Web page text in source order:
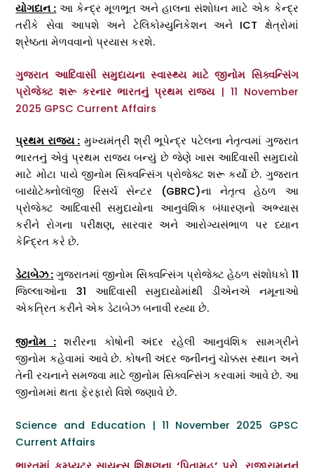
યોગદાન : આ કેન્દ્ર મૂળભૂત અને હાલના સંશોધન માટે એક કેન્દ્ર
તરીકે સેવા આપશે અને ટેલિકોમ્યુનિકેશન અને ICT ક્ષેત્રોમાં
શ્રેષ્ઠતા મેળવવાનો પ્રયાસ કરશે.
ગુજરાત આદિવાસી સમુદાયના સ્વાસ્થ્ય માટે જીનોમ સિક્વન્સિંગ
પ્રોજેક્ટ શરૂ કરનાર ભારતનું પ્રથમ રાજ્ય| 11 November
2025 GPSC Current Affairs
પ્રથમ રાજ્ય : મુખ્યમંત્રી શ્રી ભૂપેન્દ્ર પટેલના નેતૃત્વમાં ગુજરાત
ભારતનું એવું પ્રથમ રાજ્ય બન્યું છે જેણે ખાસ આદિવાસી સમુદાયો
માટે મોટા પાયે જીનોમ સિક્વન્સિંગ પ્રોજેક્ટ શરૂ કર્યો છે. ગુજરાત
બાયોટેક્નોલૉજી રિસર્ચ સેન્ટર (GBRC)ના નેતૃત્વ હેઠળ આ
પ્રોજેક્ટ આદિવાસી સમુદાયોના આનુવંશિક બંધારણનો અભ્યાસ
કરીને રોગના પરીક્ષણ, સારવાર અને આરોગ્યસંભાળ પર ધ્યાન
કેન્દ્રિત કરે છે.
ડેટાબેઝ: ગુજરાતમાં જીનોમ સિક્વન્સિંગ પ્રોજેક્ટ હેઠળ સંશોધકો 11
જિલ્લાઓના 31 આદિવાસી સમુદાયોમાંથી ડીએનએ નમૂનાઓ
એકત્રિત કરીને એક ડેટાબેઝ બનાવી રહ્યા છે.
જીનોમ : શરીરના કોષોની અંદર રહેલી આનુવંશિક સામગ્રીને
જીનોમ કહેવામાં આવે છે. કોષની અંદર જનીનનું ચોક્કસ સ્થાન અને
તેની રચનાને સમજવા માટે જીનોમ સિક્વન્સિંગ કરવામાં આવે છે. આ
જીનોમમાં થતા ફેરફારો વિશે જણાવે છે.
Science and Education | 11 November 2025 GPSC
Current Affairs